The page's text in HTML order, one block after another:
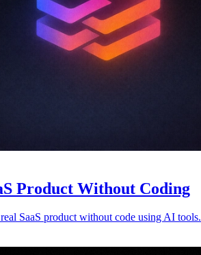
Product Without Coding
SaaS product without code using AI